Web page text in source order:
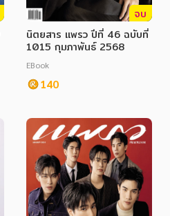
จบ
นิตยสาร แพรว ปีที่ 46 ฉบับที่
1015 กุมภาพันธ์ 2568
EBook
140